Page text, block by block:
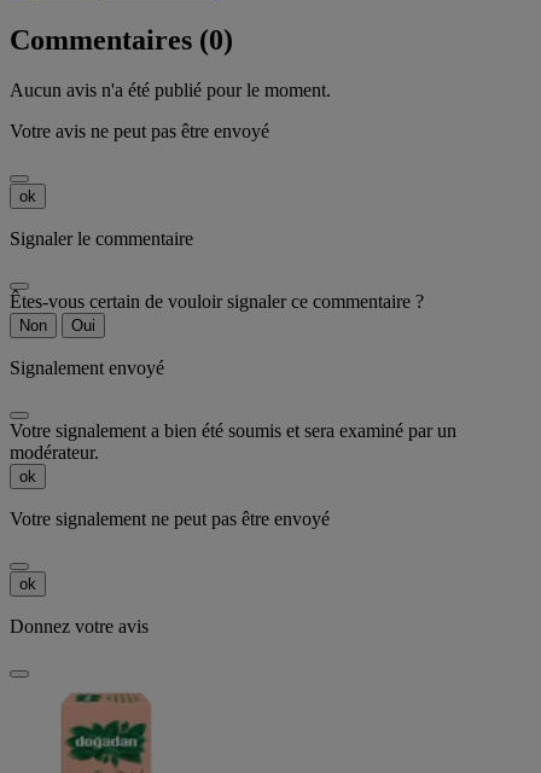
Commentaires (0)
Aucun avis n'a été publié pour le moment.
Votre avis ne peut pas être envoyé
ok
Signaler le commentaire
Êtes-vous certain de vouloir signaler ce commentaire ?
Non Oui
Signalement envoyé
Votre signalement a bien été soumis et sera examiné par un
modérateur.
ok
Votre signalement ne peut pas être envoyé
ok
Donnez votre avis